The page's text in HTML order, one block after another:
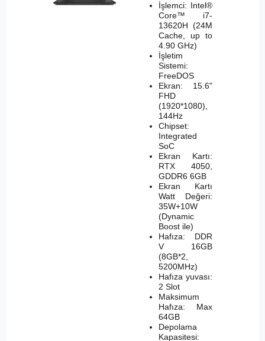
İşlemci: Intel®
Core™ i7-
13620H (24M
Cache, up to
4.90 GHz)
İşletim
Sistemi:
FreeDOS
Ekran: 15.6"
FHD
(1920*1080),
144Hz
Chipset:
Integrated
SoC
Ekran Kartı:
RTX 4050,
GDDR6 6GB
Ekran Kartı
Watt Değeri:
35W+10W
(Dynamic
Boost ile)
Hafıza: DDR
V 16GB
(8GB*2,
5200MHz)
Hafıza yuvası:
2 Slot
Maksimum
Hafıza: Max
64GB
Depolama
Kapasitesi: